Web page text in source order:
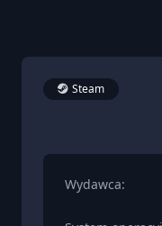
Steam
Wydawca: